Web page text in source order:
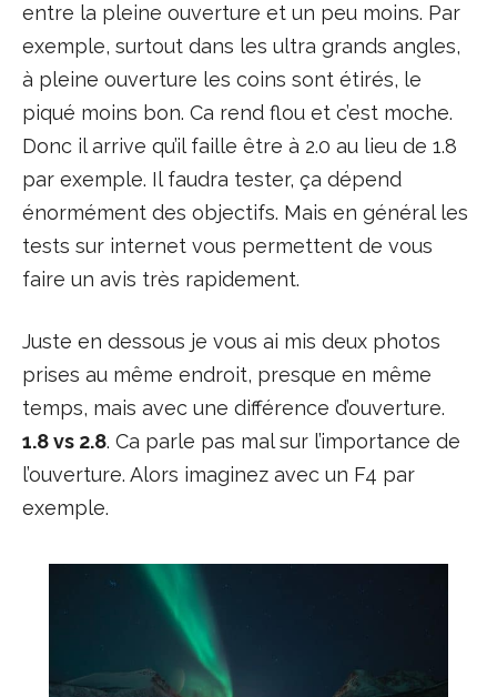
entre la pleine ouverture et un peu moins. Par
exemple, surtout dans les ultra grands angles,
à pleine ouverture les coins sont étirés, le
piqué moins bon. Ca rend flou et c’est moche.
Donc il arrive qu’il faille être à 2.0 au lieu de 1.8
par exemple. Il faudra tester, ça dépend
énormément des objectifs. Mais en général les
tests sur internet vous permettent de vous
faire un avis très rapidement.
Juste en dessous je vous ai mis deux photos
prises au même endroit, presque en même
temps, mais avec une différence d’ouverture.
1.8 vs 2.8. Ca parle pas mal sur l’importance de
l’ouverture. Alors imaginez avec un F4 par
exemple.